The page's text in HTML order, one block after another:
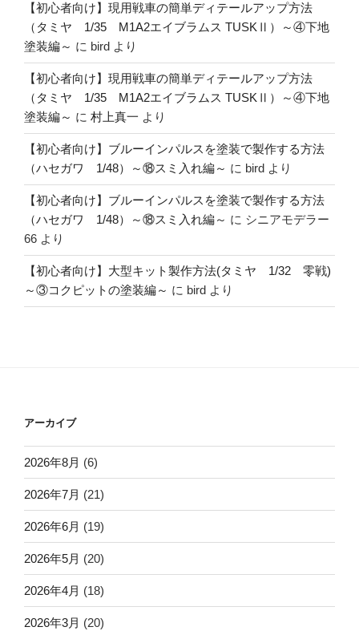
【初心者向け】現用戦車の簡単ディテールアップ方法
（タミヤ 1/35 M1A2エイブラムス TUSKⅡ）～④下地
塗装編～ に bird より
【初心者向け】現用戦車の簡単ディテールアップ方法
（タミヤ 1/35 M1A2エイブラムス TUSKⅡ）～④下地
塗装編～ に 村上真一 より
【初心者向け】ブルーインパルスを塗装で製作する方法
（ハセガワ 1/48）～⑱スミ入れ編～ に bird より
【初心者向け】ブルーインパルスを塗装で製作する方法
（ハセガワ 1/48）～⑱スミ入れ編～ に シニアモデラー
66 より
【初心者向け】大型キット製作方法(タミヤ 1/32 零戦)
～③コクピットの塗装編～ に bird より
アーカイブ
2026年8月 (6)
2026年7月 (21)
2026年6月 (19)
2026年5月 (20)
2026年4月 (18)
2026年3月 (20)